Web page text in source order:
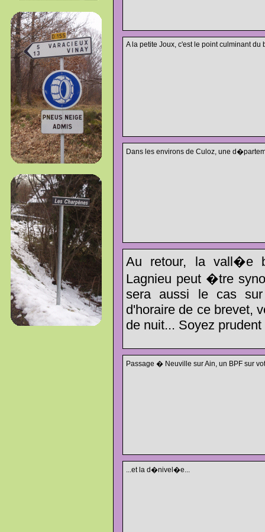
A la petite Joux, c'est le point culminant du
Dans les environs de Culoz, une
Au retour, la vall�e
Lagnieu peut �tre
sera aussi le cas
d'horaire de ce brevet,
de nuit... Soyez
Passage � Neuville sur Ain, un BPF sur
...et la d�nivel�e...